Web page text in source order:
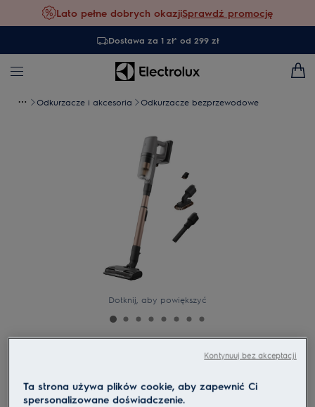
Lato pełne dobrych okazjiSprawdź promocję
Dostawa za 1 zł* od 299 zł
Odkurzacze i akcesoria Odkurzacze bezprzewodowe
Dotknij, aby powiększyć
min
Ta strona używa plików cookie, aby zapewnić Ci
spersonalizowane doświadczenie.
Kontynuuj bez akceptacji